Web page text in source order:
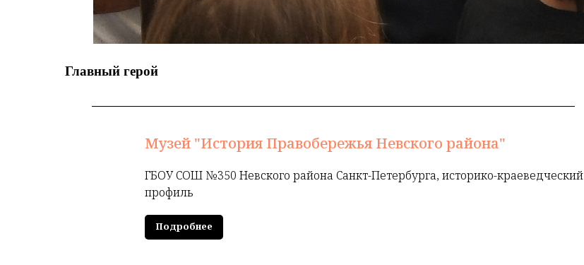
Главный герой
Музей "История Правобережья Невского района"
ГБОУ СОШ №350 Невского района Санкт-Петербурга, историко-краеведческий
профиль
Подробнее